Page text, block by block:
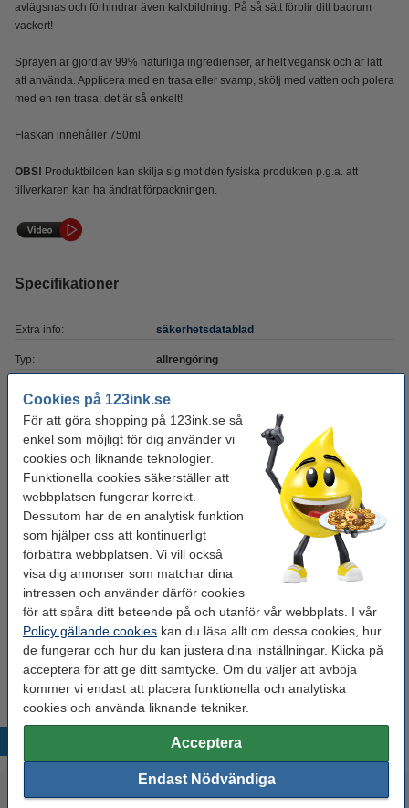
Cookies på 123ink.se
För att göra shopping på 123ink.se så
enkel som möjligt för dig använder vi
cookies och liknande teknologier.
Funktionella cookies säkerställer att
webbplatsen fungerar korrekt.
Dessutom har de en analytisk funktion
som hjälper oss att kontinuerligt
förbättra webbplatsen. Vi vill också
visa dig annonser som matchar dina
intressen och använder därför cookies
för att spåra ditt beteende på och utanför vår webbplats. I vår
Policy gällande cookies kan du läsa allt om dessa cookies, hur
de fungerar och hur du kan justera dina inställningar. Klicka på
acceptera för att ge ditt samtycke. Om du väljer att avböja
kommer vi endast att placera funktionella och analytiska
cookies och använda liknande tekniker.
Acceptera
Endast Nödvändiga
avlägsnas och förhindrar även kalkbildning. På så sätt förblir ditt badrum
vackert!
Sprayen är gjord av 99% naturliga ingredienser, är helt vegansk och är lätt
att använda. Applicera med en trasa eller svamp, skölj med vatten och polera
med en ren trasa; det är så enkelt!
Flaskan innehåller 750ml.
OBS! Produktbilden kan skilja sig mot den fysiska produkten p.g.a. att
tillverkaren kan ha ändrat förpackningen.
Specifikationer
Extra info: säkerhetsdatablad
Typ: allrengöring
Kapacitet: 750 ml
Glöm inte att beställa!
Skursvamp | 75x50x27mm | 123ink | 10st
Plasthink 5L | blå
44 kr
29 kr
Populära produkter